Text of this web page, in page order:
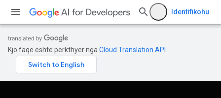
Identifikohu
Kjo faqe është përkthyer nga Cloud Translation API